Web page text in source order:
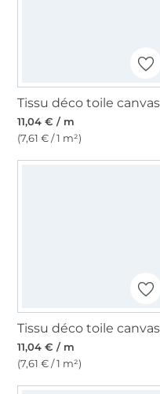
11,04 € / m
(7,61 € / 1 m²)
11,04 € / m
(7,61 € / 1 m²)